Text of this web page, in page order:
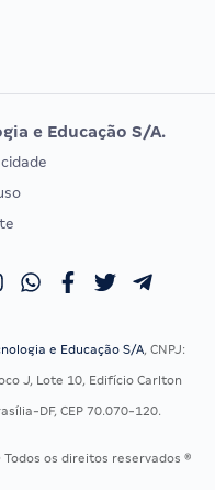
DE ORDEM
OAB
e Educação S/A.
e Educação S/A, CNPJ:
J, Lote 10, Edifício Carlton
DF, CEP 70.070-120.
os direitos reservados ®